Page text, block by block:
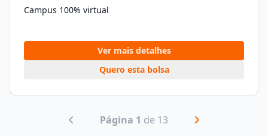
Campus 100% virtual
Ver mais detalhes
Quero esta bolsa
Página 1 de 13